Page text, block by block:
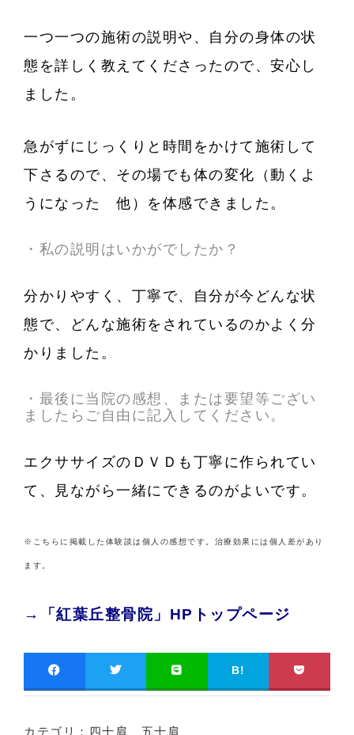
一つ一つの施術の説明や、自分の身体の状
態を詳しく教えてくださったので、安心し
ました。
急がずにじっくりと時間をかけて施術して
下さるので、その場でも体の変化（動くよ
うになった 他）を体感できました。
・私の説明はいかがでしたか？
分かりやすく、丁寧で、自分が今どんな状
態で、どんな施術をされているのかよく分
かりました。
・最後に当院の感想、または要望等ござい
ましたらご自由に記入してください。
エクササイズのＤＶＤも丁寧に作られてい
て、見ながら一緒にできるのがよいです。
※こちらに掲載した体験談は個人の感想です。治療効果には個人差があり
ます。
→「紅葉丘整骨院」HPトップページ
B!
カテゴリ： 四十肩、五十肩